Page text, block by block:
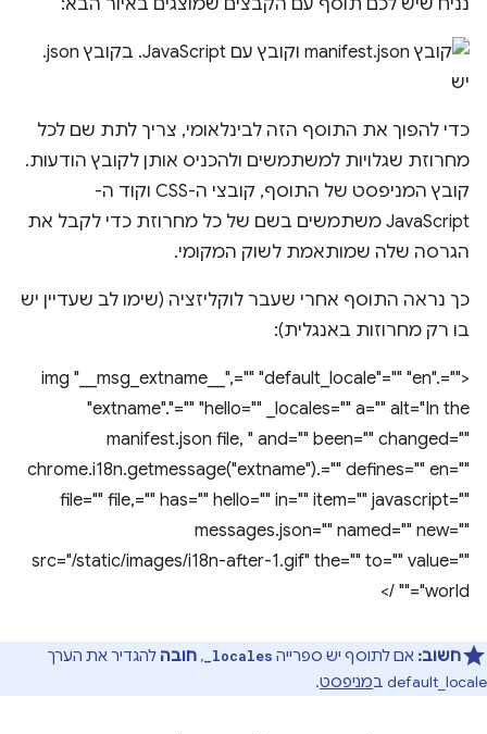
נניח שיש לכם תוסף עם הקבצים שמוצגים באיור הבא:
כדי להפוך את התוסף הזה לבינלאומי, צריך לתת שם לכל
מחרוזת שגלויות למשתמשים ולהכניס אותן לקובץ הודעות.
קובץ המניפסט של התוסף, קובצי ה-CSS וקוד ה-
JavaScript משתמשים בשם של כל מחרוזת כדי לקבל את
הגרסה שלה שמותאמת לשוק המקומי.
כך נראה התוסף אחרי שעבר לוקליזציה (שימו לב שעדיין יש
בו רק מחרוזות באנגלית):
<img "__msg_extname__",="" "default_locale"="" "en".=""
"extname"."="" "hello="" _locales="" a="" alt="In the
manifest.json file, " and="" been="" changed=""
chrome.i18n.getmessage("extname").="" defines="" en=""
file="" file,="" has="" hello="" in="" item="" javascript=""
messages.json="" named="" new=""
src="/static/images/i18n-after-1.gif" the="" to="" value=""
world"="" />
חשוב: אם לתוסף יש ספרייה _locales
, חובה להגדיר את הערך
default_locale ב
מניפסט.